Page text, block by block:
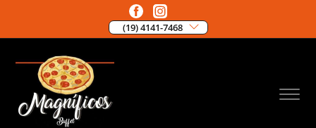
(19) 4141-7468